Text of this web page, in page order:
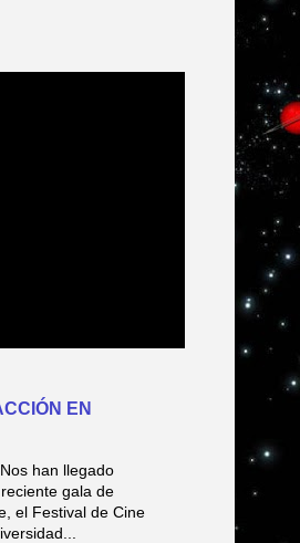
EN
han llegado
gala de
el Festival de Cine